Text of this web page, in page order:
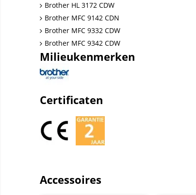
Brother HL 3172 CDW
Brother MFC 9142 CDN
Brother MFC 9332 CDW
Brother MFC 9342 CDW
Milieukenmerken
Certificaten
Accessoires